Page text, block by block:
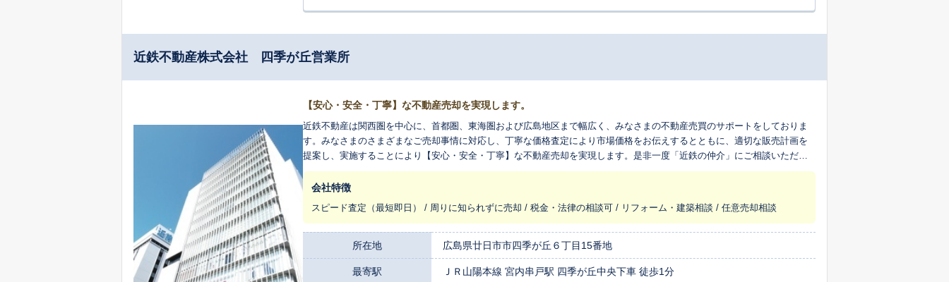
近鉄不動産株式会社 四季が丘営業所
【安心・安全・丁寧】な不動産売却を実現します。
近鉄不動産は関西圏を中心に、首都圏、東海圏および広島地区まで幅広く、みなさまの不動産売買のサポートをしておりま
す。みなさまのさまざまなご売却事情に対応し、丁寧な価格査定により市場価格をお伝えするとともに、適切な販売計画を
提案し、実施することにより【安心・安全・丁寧】な不動産売却を実現します。是非一度「近鉄の仲介」にご相談いただ
き、みなさまのご希望をお伝えください。お待ちしております。
会社特徴
スピード査定（最短即日） / 周りに知られずに売却 / 税金・法律の相談可 / リフォーム・建築相談 / 任意売却相談
所在地 広島県廿日市市四季が丘６丁目15番地
最寄駅 ＪＲ山陽本線 宮内串戸駅 四季が丘中央下車 徒歩1分